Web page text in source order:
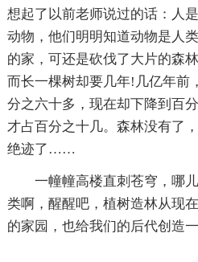
想起了以前老师说过的话：人
动物，他们明明知道动物是人
的家，可还是砍伐了大片的森
而长一棵树却要几年!几亿年前
分之六十多，现在却下降到百
才占百分之十几。森林没有了
绝迹了……
一幢幢高楼直刺苍穹，哪
类啊，醒醒吧，植树造林从现
的家园，也给我们的后代创造